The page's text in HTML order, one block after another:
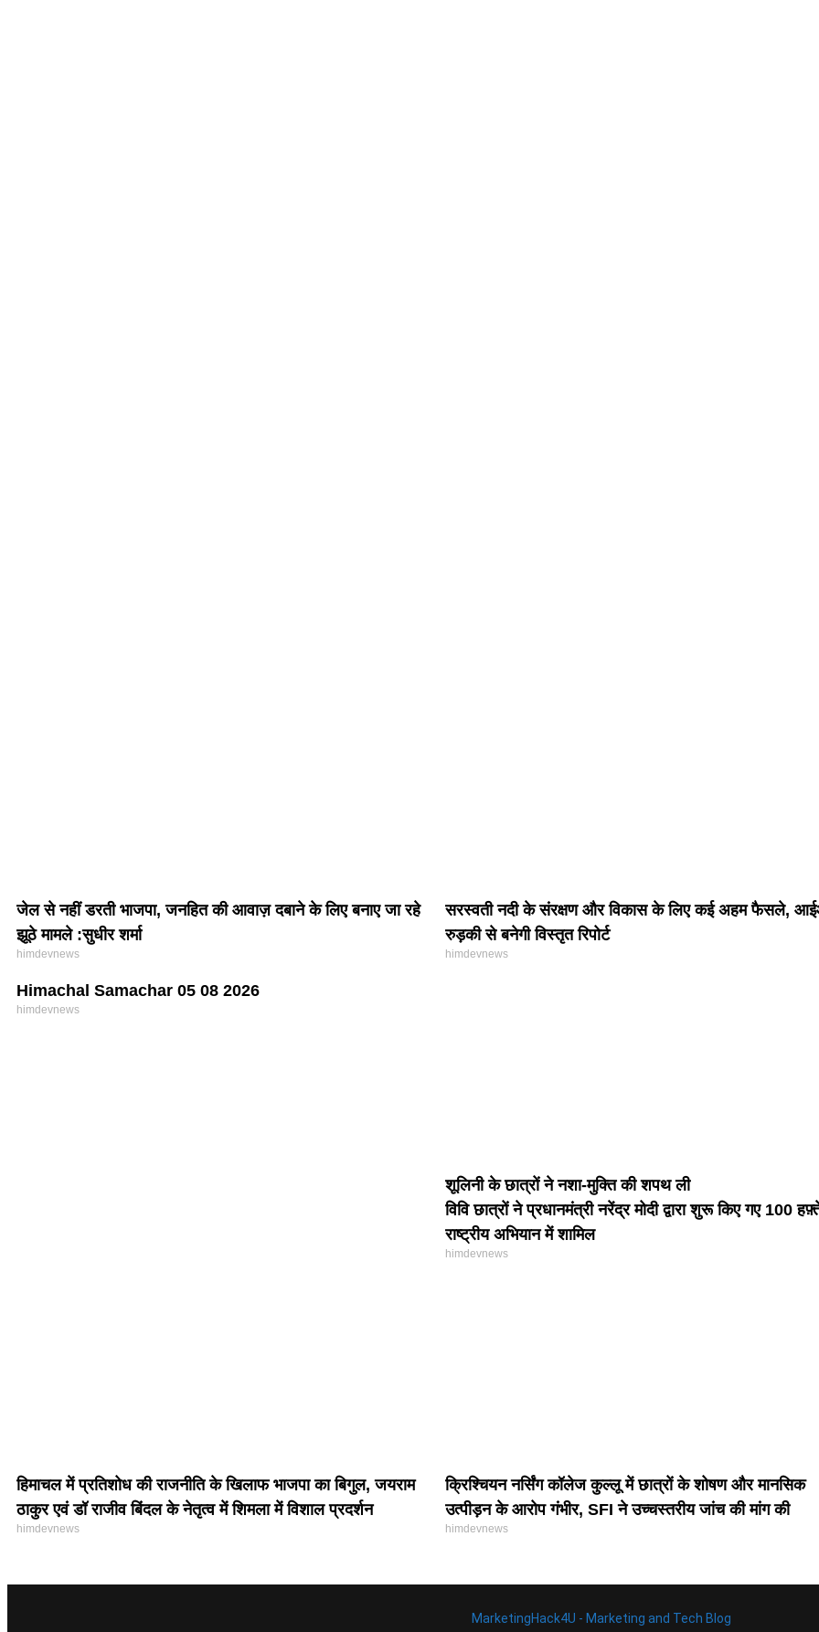
जेल से नहीं डरती भाजपा, जनहित की आवाज़ दबाने के लिए बनाए जा रहे
झूठे मामले :सुधीर शर्मा
himdevnews
सरस्वती नदी के संरक्षण और विकास के लिए कई अहम फैसले,
रुड़की से बनेगी विस्तृत रिपोर्ट
himdevnews
Himachal Samachar 05 08 2026
himdevnews
शूलिनी के छात्रों ने नशा-मुक्ति की शपथ ली
विवि छात्रों ने प्रधानमंत्री नरेंद्र मोदी द्वारा शुरू किए गए 100
राष्ट्रीय अभियान में शामिल
himdevnews
हिमाचल में प्रतिशोध की राजनीति के खिलाफ भाजपा का बिगुल, जयराम
ठाकुर एवं डॉ राजीव बिंदल के नेतृत्व में शिमला में विशाल प्रदर्शन
himdevnews
क्रिश्चियन नर्सिंग कॉलेज कुल्लू में छात्रों के शोषण और मानसिक
उत्पीड़न के आरोप गंभीर, SFI ने उच्चस्तरीय जांच की मांग की
himdevnews
MarketingHack4U - Marketing and Tech Blog